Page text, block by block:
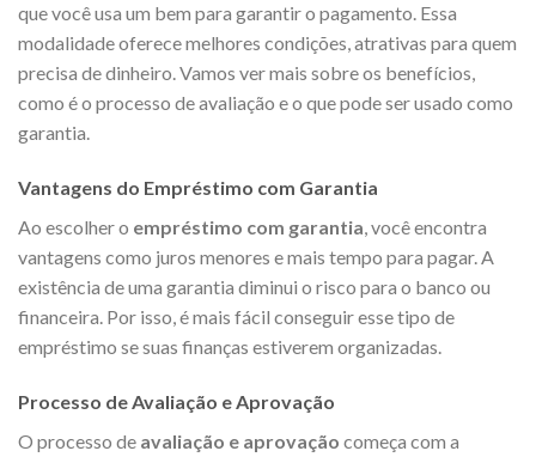
que você usa um bem para garantir o pagamento. Essa
modalidade oferece melhores condições, atrativas para quem
precisa de dinheiro. Vamos ver mais sobre os benefícios,
como é o processo de avaliação e o que pode ser usado como
garantia.
Vantagens do Empréstimo com Garantia
Ao escolher o empréstimo com garantia, você encontra
vantagens como juros menores e mais tempo para pagar. A
existência de uma garantia diminui o risco para o banco ou
financeira. Por isso, é mais fácil conseguir esse tipo de
empréstimo se suas finanças estiverem organizadas.
Processo de Avaliação e Aprovação
O processo de avaliação e aprovação começa com a